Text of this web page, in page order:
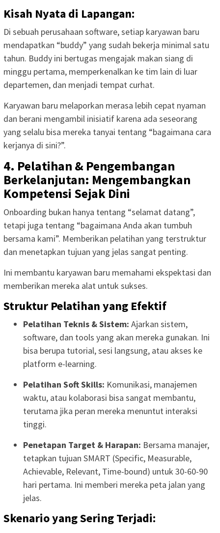
Kisah Nyata di Lapangan:
Di sebuah perusahaan software, setiap karyawan baru
mendapatkan “buddy” yang sudah bekerja minimal satu
tahun. Buddy ini bertugas mengajak makan siang di
minggu pertama, memperkenalkan ke tim lain di luar
departemen, dan menjadi tempat curhat.
Karyawan baru melaporkan merasa lebih cepat nyaman
dan berani mengambil inisiatif karena ada seseorang
yang selalu bisa mereka tanyai tentang “bagaimana cara
kerjanya di sini?”.
4. Pelatihan & Pengembangan
Berkelanjutan: Mengembangkan
Kompetensi Sejak Dini
Onboarding bukan hanya tentang “selamat datang”,
tetapi juga tentang “bagaimana Anda akan tumbuh
bersama kami”. Memberikan pelatihan yang terstruktur
dan menetapkan tujuan yang jelas sangat penting.
Ini membantu karyawan baru memahami ekspektasi dan
memberikan mereka alat untuk sukses.
Struktur Pelatihan yang Efektif
Pelatihan Teknis & Sistem: Ajarkan sistem,
software, dan tools yang akan mereka gunakan. Ini
bisa berupa tutorial, sesi langsung, atau akses ke
platform e-learning.
Pelatihan Soft Skills: Komunikasi, manajemen
waktu, atau kolaborasi bisa sangat membantu,
terutama jika peran mereka menuntut interaksi
tinggi.
Penetapan Target & Harapan: Bersama manajer,
tetapkan tujuan SMART (Specific, Measurable,
Achievable, Relevant, Time-bound) untuk 30-60-90
hari pertama. Ini memberi mereka peta jalan yang
jelas.
Skenario yang Sering Terjadi: